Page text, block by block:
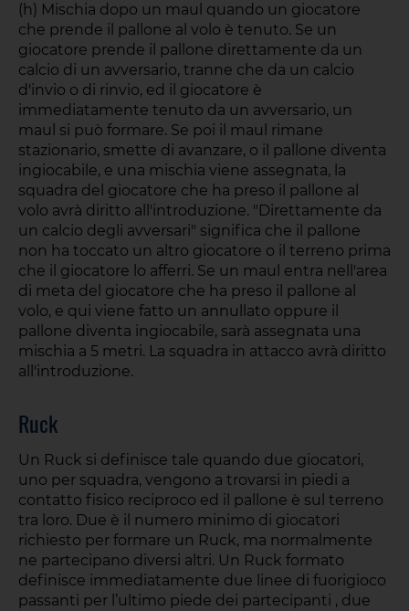
(h) Mischia dopo un maul quando un giocatore
che prende il pallone al volo è tenuto. Se un
giocatore prende il pallone direttamente da un
calcio di un avversario, tranne che da un calcio
d'invio o di rinvio, ed il giocatore è
immediatamente tenuto da un avversario, un
maul si può formare. Se poi il maul rimane
stazionario, smette di avanzare, o il pallone diventa
ingiocabile, e una mischia viene assegnata, la
squadra del giocatore che ha preso il pallone al
volo avrà diritto all'introduzione. "Direttamente da
un calcio degli avversari" significa che il pallone
non ha toccato un altro giocatore o il terreno prima
che il giocatore lo afferri. Se un maul entra nell'area
di meta del giocatore che ha preso il pallone al
volo, e qui viene fatto un annullato oppure il
pallone diventa ingiocabile, sarà assegnata una
mischia a 5 metri. La squadra in attacco avrà diritto
all'introduzione.
Ruck
Un Ruck si definisce tale quando due giocatori,
uno per squadra, vengono a trovarsi in piedi a
contatto fisico reciproco ed il pallone è sul terreno
tra loro. Due è il numero minimo di giocatori
richiesto per formare un Ruck, ma normalmente
ne partecipano diversi altri. Un Ruck formato
definisce immediatamente due linee di fuorigioco
passanti per l’ultimo piede dei partecipanti , due